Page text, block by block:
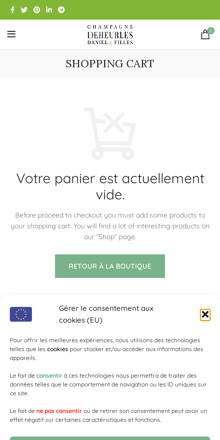
Gérer le consentement aux
cookies (EU)
Pour offrir les meilleures expériences, nous utilisons des technologies
telles que les cookies pour stocker et/ou accéder aux informations des
appareils.
Le fait de consentir à ces technologies nous permettra de traiter des
données telles que le comportement de navigation ou les ID uniques sur
ce site.
Le fait de ne pas consentir ou de retirer son consentement peut avoir un
effet négatif sur certaines caractéristiques et fonctions.
0
SHOPPING CART
Votre panier est actuellement
vide.
Before proceed to checkout you must add some products to
your shopping cart. You will find a lot of interesting products on
our "Shop" page.
RETOUR À LA BOUTIQUE
COORDONNÉES
ACTUALITÉ
LIENS UTILES